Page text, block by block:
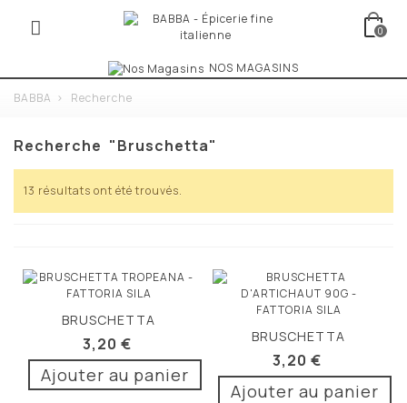
0
NOS MAGASINS
BABBA > Recherche
Recherche "bruschetta"
13 résultats ont été trouvés.
BRUSCHETTA
TROPEANA 90G
3,20 €
Ajouter au panier
BRUSCHETTA
D'ARTICHAUT 90G
3,20 €
Ajouter au panier